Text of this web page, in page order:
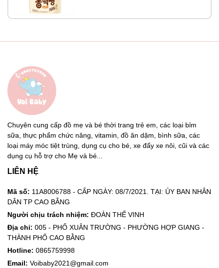
Chuyên cung cấp đồ mẹ và bé thời trang trẻ em, các loại bỉm
sữa, thực phẩm chức năng, vitamin, đồ ăn dặm, bình sữa, các
loại máy móc tiệt trùng, dụng cụ cho bé, xe đẩy xe nôi, cũi và các
dụng cụ hỗ trợ cho Mẹ và bé...
LIÊN HỆ
Mã số: 11A8006788 - CẤP NGÀY: 08/7/2021. TẠI: ỦY BAN NHÂN
DÂN TP CAO BẰNG
Người chịu trách nhiệm: ĐOÀN THẾ VINH
Địa chỉ: 005 - PHỐ XUÂN TRƯỜNG - PHƯỜNG HỢP GIANG -
THÀNH PHỐ CAO BẰNG
Hotline: 0865759998
Email: Voibaby2021@gmail.com